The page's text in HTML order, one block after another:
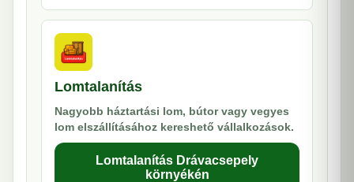
Lomtalanítás
Nagyobb háztartási lom, bútor vagy vegyes
lom elszállításához kereshető vállalkozások.
Lomtalanítás Drávacsepely
környékén